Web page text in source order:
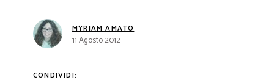
MYRIAM AMATO
11 Agosto 2012
CONDIVIDI: